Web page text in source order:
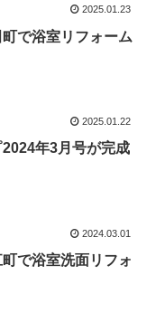
2025.01.23
で浴室リフォーム
2025.01.22
年3月号が完成
2024.03.01
で浴室洗面リフォ